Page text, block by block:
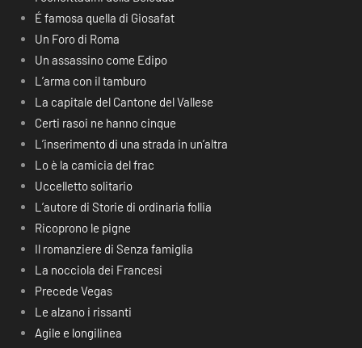
É famosa quella di Giosafat
Un Foro di Roma
Un assassino come Edipo
L’arma con il tamburo
La capitale del Cantone del Vallese
Certi rasoi ne hanno cinque
L’inserimento di una strada in un’altra
Lo è la camicia del frac
Uccelletto solitario
L’autore di Storie di ordinaria follia
Ricoprono le pigne
Il romanziere di Senza famiglia
La nocciola dei Francesi
Precede Vegas
Le alzano i rissanti
Agile e longilinea